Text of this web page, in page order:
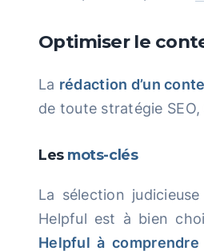
Optimiser le
La rédaction d’un
de toute stratégie
Les mots-clés
La sélection
Helpful est à bien
Helpful à